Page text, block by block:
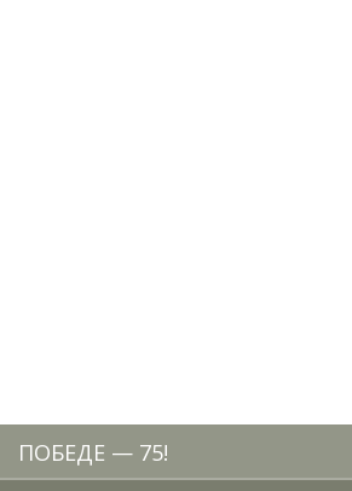
ПОБЕДЕ — 75!